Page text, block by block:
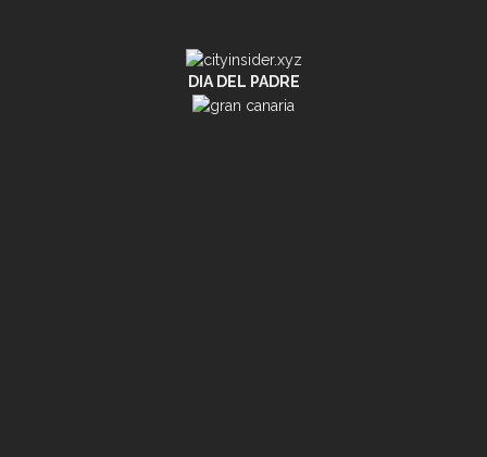
DIA DEL PADRE